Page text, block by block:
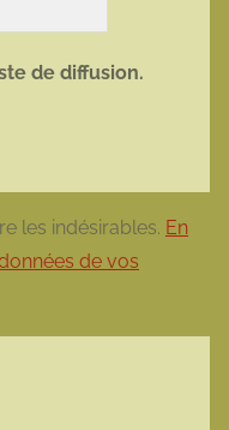
de diffusion.
les indésirables. En
de vos